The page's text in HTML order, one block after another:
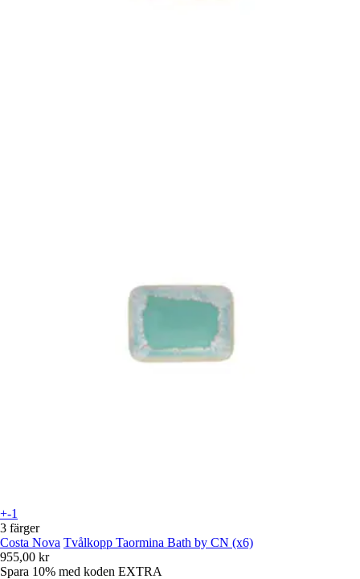
+-1
3 färger
Costa Nova Tvålkopp Taormina Bath by CN (x6)
955,00 kr
Spara 10% med koden EXTRA